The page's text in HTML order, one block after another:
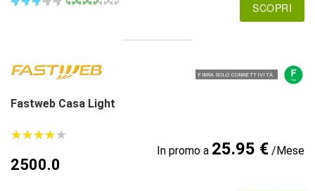
SCOPRI
FIBRA SOLO CONNETTIVITÀ
Fastweb Casa Light
★★★★★
★★★★★
2500.0
In promo a 25.95 €/Mese